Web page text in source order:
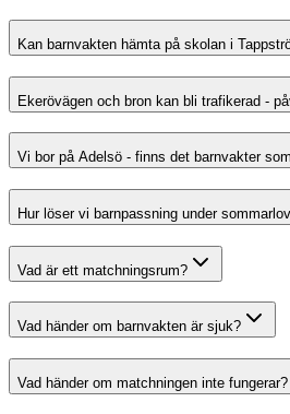
Kan barnvakten hämta på skolan i
Ekerövägen och bron kan bli trafikerad -
Vi bor på Adelsö - finns det barnvakter
Hur löser vi barnpassning under
Vad är ett matchningsrum?
Vad händer om barnvakten är sjuk?
Vad händer om matchningen inte fungerar?